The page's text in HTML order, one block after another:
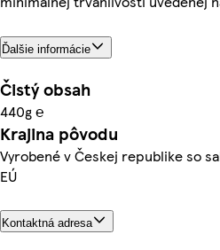
Ďalšie informácie
Čistý obsah
440g ℮
Krajina pôvodu
Vyrobené v Českej republike so
EÚ
Kontaktná adresa